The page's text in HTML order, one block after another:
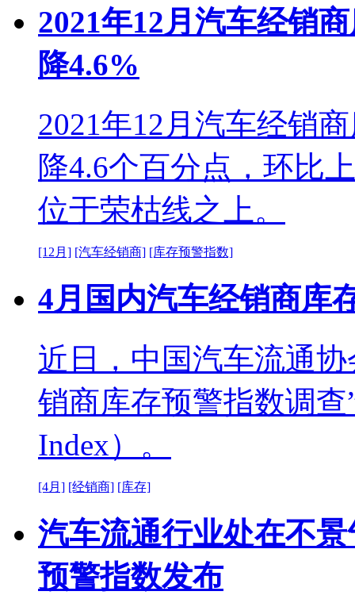
2021年12月汽车经销
降4.6%
2021年12月汽车经销
降4.6个百分点，环比
位于荣枯线之上。
[12月] [汽车经销商] [库存预警指数]
4月国内汽车经销商库
近日，中国汽车流通
销商库存预警指数调查
Index）。
[4月] [经销商] [库存]
汽车流通行业处在不
预警指数发布